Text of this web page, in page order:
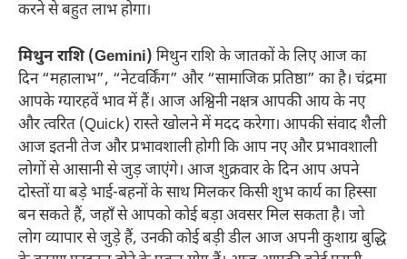
करने से बहुत लाभ होगा।
मिथुन राशि (Gemini) मिथुन राशि के जातकों के लिए आज का
दिन “महालाभ”, “नेटवर्किंग” और “सामाजिक प्रतिष्ठा” का है। चंद्रमा
आपके ग्यारहवें भाव में हैं। आज अश्विनी नक्षत्र आपकी आय के नए
और त्वरित (Quick) रास्ते खोलने में मदद करेगा। आपकी संवाद शैली
आज इतनी तेज और प्रभावशाली होगी कि आप नए और प्रभावशाली
लोगों से आसानी से जुड़ जाएंगे। आज शुक्रवार के दिन आप अपने
दोस्तों या बड़े भाई-बहनों के साथ मिलकर किसी शुभ कार्य का हिस्सा
बन सकते हैं, जहाँ से आपको कोई बड़ा अवसर मिल सकता है। जो
लोग व्यापार से जुड़े हैं, उनकी कोई बड़ी डील आज अपनी कुशाग्र बुद्धि